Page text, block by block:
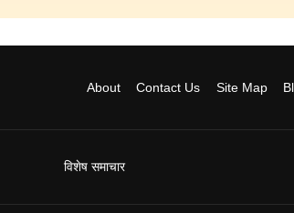
About Contact Us Site Map
विशेष समाचार